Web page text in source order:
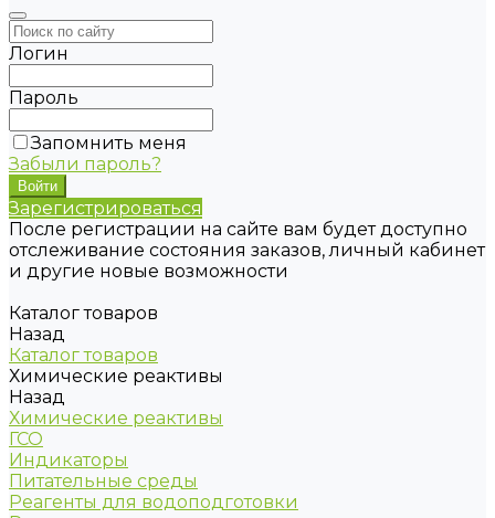
Логин
Пароль
Запомнить меня
Забыли пароль?
Зарегистрироваться
После регистрации на сайте вам будет доступно
отслеживание состояния заказов, личный кабинет
и другие новые возможности
Каталог товаров
Назад
Каталог товаров
Химические реактивы
Назад
Химические реактивы
ГСО
Индикаторы
Питательные среды
Реагенты для водоподготовки